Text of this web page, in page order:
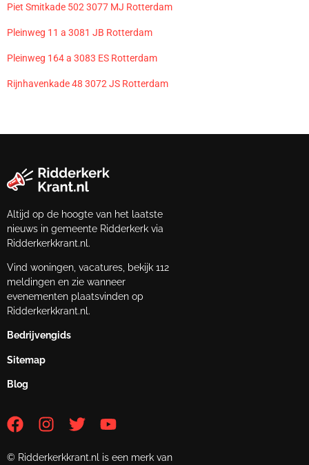
Piet Smitkade 502 3077 MJ Rotterdam
Pleinweg 11 a 3081 JB Rotterdam
Pleinweg 164 a 3083 ES Rotterdam
Rijnhavenkade 48 3072 JS Rotterdam
Altijd op de hoogte van het laatste
nieuws in gemeente Ridderkerk via
Ridderkerkkrant.nl.
Vind woningen, vacatures, bekijk 112
meldingen en zie wanneer
evenementen plaatsvinden op
Ridderkerkkrant.nl.
Bedrijvengids
Sitemap
Blog
© Ridderkerkkrant.nl is een merk van